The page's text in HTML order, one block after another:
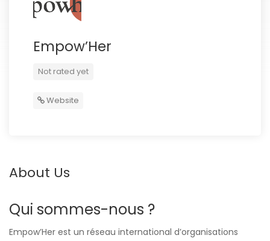
Empow’Her
Not rated yet
Website
About Us
Qui sommes-nous ?
Empow’Her est un réseau international d’organisations